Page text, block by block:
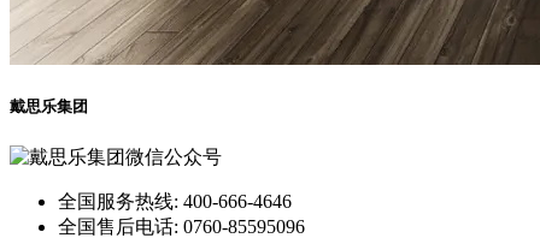
戴思乐集团
全国服务热线: 400-666-4646
全国售后电话: 0760-85595096